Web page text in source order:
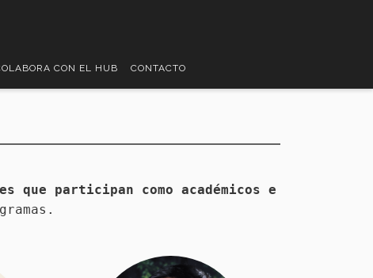
CON EL HUB CONTACTO
que participan como académicos e